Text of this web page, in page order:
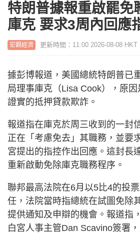
特朗普據報重啟罷免
庫克 要求3周內回應
宏觀經濟 更新時間：11:00 2026-08-08 HKT
據彭博報道，美國總統特朗普已
局理事庫克（Lisa Cook），原
證實的抵押貸款欺詐。
報道指在庫克於周三收到的一封
正在「考慮免去」其職務，並要
宮提出的指控作出回應。這封長
重新啟動免除庫克職務程序。
聯邦最高法院在6月以5比4的投
任，法院當時指總統在試圖免除
提供通知及申辯的機會。報道指
白宮人事主管Dan Scavino簽署